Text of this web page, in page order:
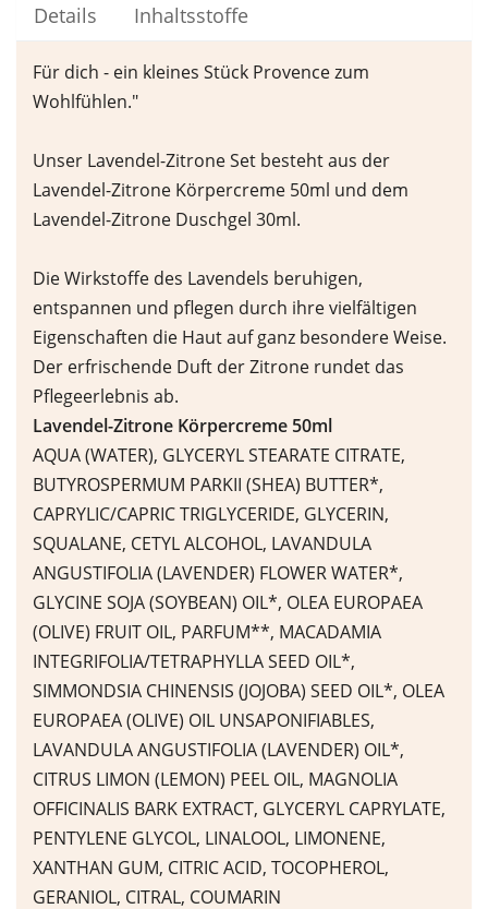
Details Inhaltsstoffe
Für dich - ein kleines Stück Provence zum
Wohlfühlen."
Unser Lavendel-Zitrone Set besteht aus der
Lavendel-Zitrone Körpercreme 50ml und dem
Lavendel-Zitrone Duschgel 30ml.
Die Wirkstoffe des Lavendels beruhigen,
entspannen und pflegen durch ihre vielfältigen
Eigenschaften die Haut auf ganz besondere Weise.
Der erfrischende Duft der Zitrone rundet das
Pflegeerlebnis ab.
Lavendel-Zitrone Körpercreme 50ml
AQUA (WATER), GLYCERYL STEARATE CITRATE,
BUTYROSPERMUM PARKII (SHEA) BUTTER*,
CAPRYLIC/CAPRIC TRIGLYCERIDE, GLYCERIN,
SQUALANE, CETYL ALCOHOL, LAVANDULA
ANGUSTIFOLIA (LAVENDER) FLOWER WATER*,
GLYCINE SOJA (SOYBEAN) OIL*, OLEA EUROPAEA
(OLIVE) FRUIT OIL, PARFUM**, MACADAMIA
INTEGRIFOLIA/TETRAPHYLLA SEED OIL*,
SIMMONDSIA CHINENSIS (JOJOBA) SEED OIL*, OLEA
EUROPAEA (OLIVE) OIL UNSAPONIFIABLES,
LAVANDULA ANGUSTIFOLIA (LAVENDER) OIL*,
CITRUS LIMON (LEMON) PEEL OIL, MAGNOLIA
OFFICINALIS BARK EXTRACT, GLYCERYL CAPRYLATE,
PENTYLENE GLYCOL, LINALOOL, LIMONENE,
XANTHAN GUM, CITRIC ACID, TOCOPHEROL,
GERANIOL, CITRAL, COUMARIN